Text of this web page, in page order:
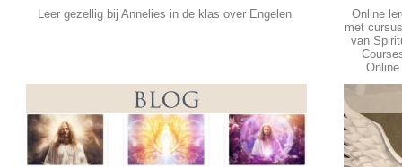
Leer gezellig bij Annelies in de klas over Engelen
Online
met
van
Online